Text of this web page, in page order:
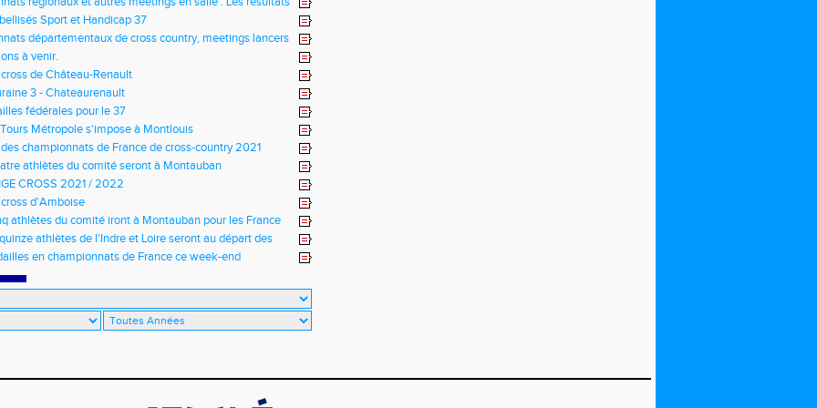
Sport et Handicap 37
départementaux de cross country, meetings lancers
en salle
à venir.
de Château-Renault
3 - Chateaurenault
fédérales pour le 37
Tours Métropole s'impose à Montlouis
championnats de France de cross-country 2021
athlètes du comité seront à Montauban
CROSS 2021 / 2022
d'Amboise
athlètes du comité iront à Montauban pour les France
athlètes de l'Indre et Loire seront au départ des
de cross-country 2021
en championnats de France ce week-end